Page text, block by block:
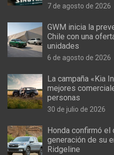
7 de agosto de 2026
GWM inicia la
Chile con una
unidades
6 de agosto de 2026
La campaña «Kia
mejores
personas
30 de julio de 2026
Honda confirmó
generación de su
Ridgeline